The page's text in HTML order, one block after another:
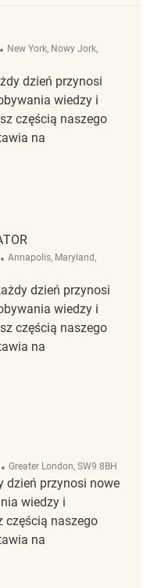
Lokalizacja
New York, Nowy Jork,
dzień przynosi
wiedzy i
częścią naszego
na
Lokalizacja
Annapolis, Maryland,
dzień przynosi
wiedzy i
częścią naszego
na
Lokalizacja
Greater London, SW9 8BH
dzień przynosi nowe
wiedzy i
częścią naszego
na